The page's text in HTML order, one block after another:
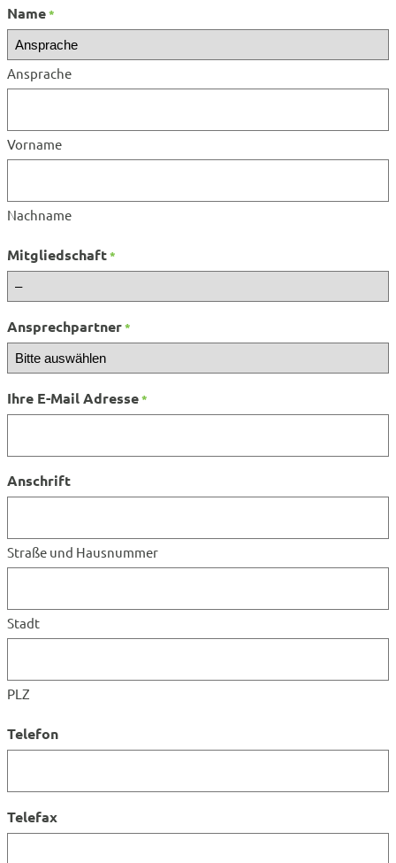
Name*
Ansprache
Vorname
Nachname
Mitgliedschaft*
Ansprechpartner*
Ihre E-Mail Adresse*
Anschrift
Straße und Hausnummer
Stadt
PLZ
Telefon
Telefax